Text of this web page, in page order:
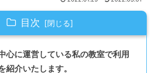
目次
心に運営している私の教室で利用
紹介いたします。